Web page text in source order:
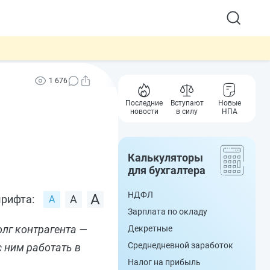
1 676
контрагента —
ним работать в
Последние
новости
Вступают
в силу
Новые
НПА
Калькуляторы
для бухгалтера
НДФЛ
Зарплата по окладу
Декретные
Среднедневной заработок
Налог на прибыль